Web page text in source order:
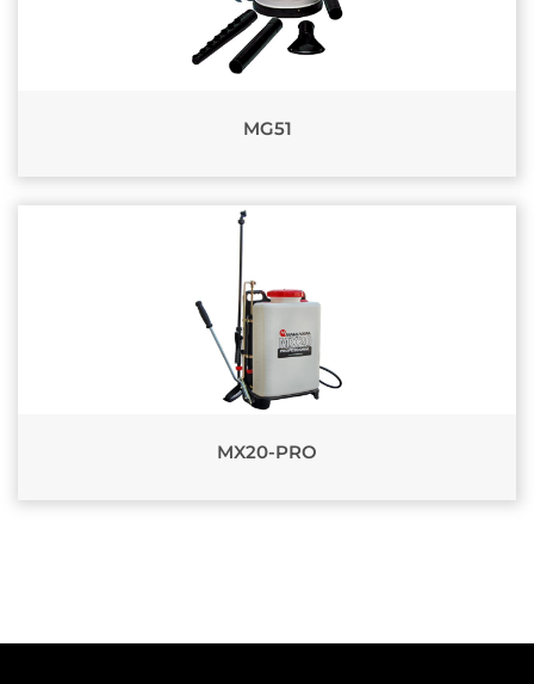
MG51
MX20-PRO